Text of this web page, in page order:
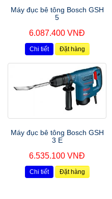
Máy đục bê tông Bosch GSH
5
6.087.400 VNĐ
Chi tiết Đặt hàng
Máy đục bê tông Bosch GSH
3 E
6.535.100 VNĐ
Chi tiết Đặt hàng